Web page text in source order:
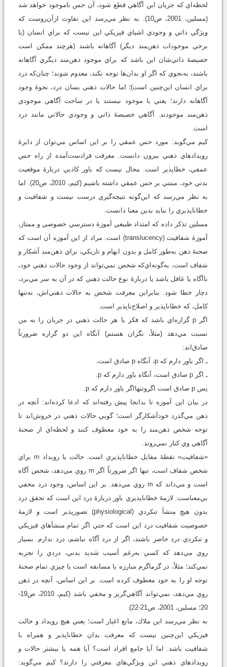
لحظه‌اي كه جريان اين آگاهي قطع شود، آن حس ناموجود خواهد شد
(مسلين، 2001، ص10). به نظر مي‌رسد اين تفاوت ازآن‌روست كه
ويژگي ذاتي و وجودي اشياي فيزيكي اين نيست كه براي انسان (يا
برخي موجودات ذهن‌مند ديگر) آگاهانه باشند (هرچند ممكن است
خصيصۀ ذاتي‌شان اين باشد كه براي موجود ذهن‌مند ديگري آگاهانه
باشند، به‌نحوي كه اگر او بدان‌ها توجه نكند، معدوم شوند؛ چنان‌كه درد
براي انسان اين‌چنين است)؛ اما حالات ذهني بسان درد، نحوۀ وجود
آگاهانه دارند؛ يعني يا موجود نيستند يا در ساحت آگاهي موجودي
ذهن‌مند موجودند. آگاهي خصيصۀ ذاتي و وجودي حالاتي مانند درد
است.
كيم مي‌گويد: مورد حس عمقي را بر اين اساس مي‌توان از دايرۀ
رويدادهاي ذهني بيرون دانست. معرفت فرادست‌آمده از راه حس
عمقي، خطاپذير است. محال نيست كه باور كاذبي دربارۀ موقعيت
بدني خود، مبتني بر حس عمقي داشته باشيم (كيم، 2010، ص20). اما
به نظر مي‌رسد كه اين‌گونه نتيجه‌گيري درست نيست و شفافيت و
خطاناپذيري را نبايد بدين معنا دانست.
مسلين تذكر داده كه امتداد طبيعي آموزۀ دسترسي خصوصي و ممتاز،
آموزۀ شفافيت (translucency) است. مراد از اين آموزه آن است كه
صحنۀ ذهن به‌طور كامل و بدون ابهام و تاريكي، براي ذهن‌مند آشكار و
شفاف است، به‌گونه‌اي‌که شخص نمي‌تواند از وجود حالات ذهني خود،
ناآگاه يا غافل باشد يا دربارۀ نوع حالت ذهني كه در آن به سر مي‌برد،
دچار خطا شود. بنابراين معرفت شخص به حالات ذهني‌اش، نه‌تنها
كامل، كه خطاناپذير و اصلاح‌ناپذير است.
اگر p گزاره‌اي باشد كه فكر يا هر حالت ذهني در جريان را به من
نسبت مي‌دهد (مثلاً، نگران هستم) آنگاه اين دو گزاره ضرورتاً
صادق‌اند:
ـ اگر باور دارم كه p،‌ آنگاه p صادق است.
ـ اگر p صادق است، آنگاه باور دارم كه p.
پس p‌ صادق است اگروتنهااگر باور دارم كه p.
در بيان اين آموزه تا بدانجا پيش رفته‌اند كه ادعا كرده‌اند: آنچه در
ذهن مي‌گذرد خودآشكارگر است؛ گويي حالات ذهني در خروش‌اند تا
توجه شخص ذهن‌مند را به خود معطوف كنند و لحظه‌اي از صحنۀ
آگاهي وي كنار نمي‌روند.
«شفافيت» نقطۀ مقابل خطاناپذيري است. حالت يا رويداد m براي
شخص شفاف است، تنها اگر ضرورتاً اگر m روي مي‌دهد، شخص آگاه
است و مي‌داند كه m روي مي‌دهد. بر اين اساس، وجود درد مخفي
بي‌معناست. لازمۀ خطاناپذيري باور دربارۀ درد اين است كه تحقق درد
بدون هيچ منشأ تنکردي (physiological) تصورپذير است و لازمۀ
خصوصيت شفافيت درد اين است كه حتي اگر تمام منشأهاي فيزيكي
و تنکردي درد حاضر باشند، اگر از درد آگاه نباشم، درد ندارم. بسيار
روي مي‌دهد كه كسي به‌رغم آسيب شديد بدني، دردي را تجربه
نمي‌كند؛ مثلاً، در گرماگرم مبارزه يا مسابقه است يا چيزي تمام صحنۀ
توجه او را به خود معطوف كرده است. بر اين اساس، آنچه در ذهن
روي مي‌دهد، نمي‌تواند آگاهي‌گريز و مخفي باشد (كيم، 2010، ص19-
20؛ مسلين، 2001، ص21-22).
به نظر مي‌رسد اين ملاك، مانع اغيار است؛‌ يعني هيچ رويداد و حالت
فيزيكي اين‌چنين نيست كه معرفت بدان خطاناپذير و همراه با
شفافيت باشد. اما آيا جامع افراد است؟ آيا همه يا بيشتر حالات و
رويدادهاي ذهني اين ويژگي‌هاي معرفتي را دارند؟ كيم مي‌گويد: